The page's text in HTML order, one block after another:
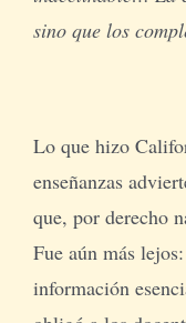
sino que los
Lo que hizo
enseñanzas
que, por derecho
Fue aún más
información